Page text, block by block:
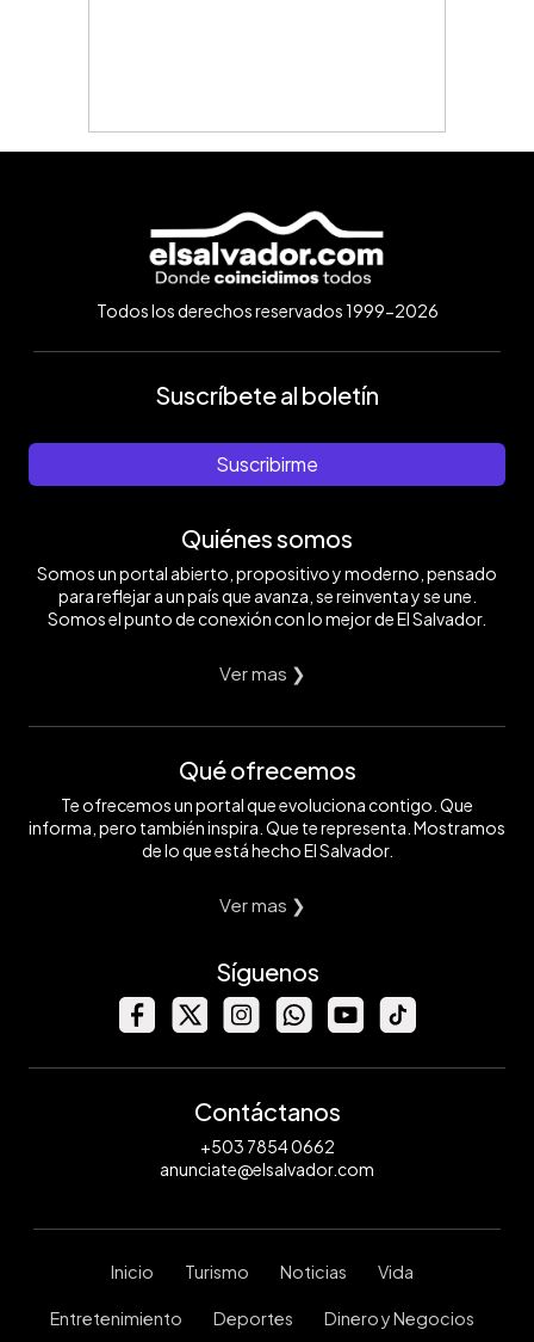
Todos los derechos reservados 1999-2026
Suscríbete al boletín
Suscribirme
Quiénes somos
Somos un portal abierto, propositivo y moderno, pensado
para reflejar a un país que avanza, se reinventa y se une.
Somos el punto de conexión con lo mejor de El Salvador.
Ver mas ❯
Qué ofrecemos
Te ofrecemos un portal que evoluciona contigo. Que
informa, pero también inspira. Que te representa. Mostramos
de lo que está hecho El Salvador.
Ver mas ❯
Síguenos
Contáctanos
+503 7854 0662
anunciate@elsalvador.com
Inicio Turismo Noticias Vida
Entretenimiento Deportes Dinero y Negocios